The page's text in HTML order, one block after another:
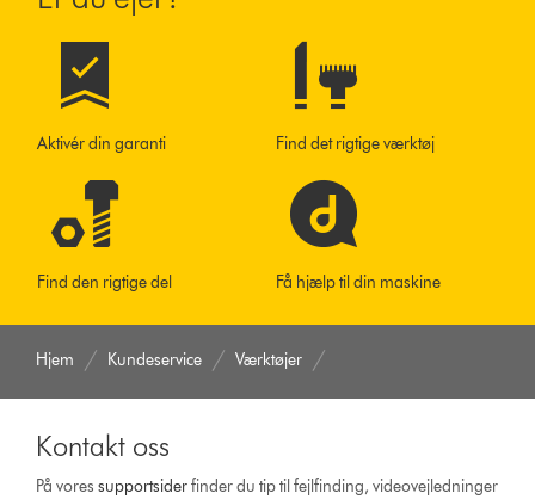
Aktivér din garanti Find det rigtige værktøj
Find den rigtige del Få hjælp til din maskine
Hjem Kundeservice Værktøjer
Kontakt oss
På voressupport­siderfinder du tip til fejlfinding, video­vejledninger